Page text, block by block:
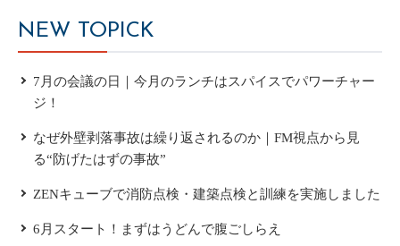
NEW TOPICK
7月の会議の日｜今月のランチはスパイスでパワーチャー
ジ！
なぜ外壁剥落事故は繰り返されるのか｜FM視点から見
る“防げたはずの事故”
ZENキューブで消防点検・建築点検と訓練を実施しました
6月スタート！まずはうどんで腹ごしらえ